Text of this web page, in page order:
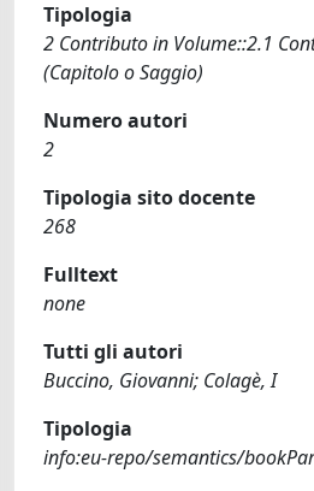
Tipologia
2 Contributo in Volume::2.1
(Capitolo o Saggio)
Numero autori
2
Tipologia sito docente
268
Fulltext
none
Tutti gli autori
Buccino, Giovanni; Colagè, I
Tipologia
info:eu-repo/semantics/